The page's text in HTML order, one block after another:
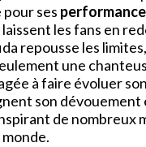
ses
laissent les fans en
repousse les
une
à faire évoluer
son dévouement
de nombreux